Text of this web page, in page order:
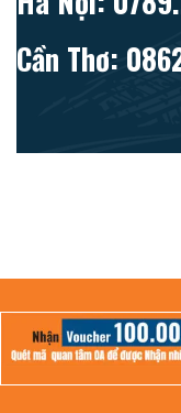
Cần Thơ: